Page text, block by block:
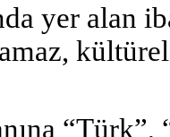
yer alan